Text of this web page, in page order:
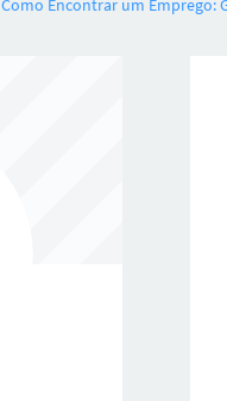
Como Encontrar um Emprego: